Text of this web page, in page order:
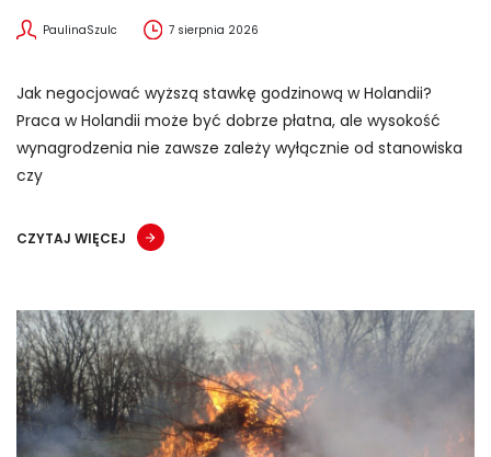
PaulinaSzulc 7 sierpnia 2026
Jak negocjować wyższą stawkę godzinową w Holandii?
Praca w Holandii może być dobrze płatna, ale wysokość
wynagrodzenia nie zawsze zależy wyłącznie od stanowiska
czy
CZYTAJ WIĘCEJ